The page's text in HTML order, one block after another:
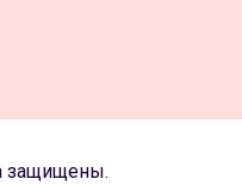
защищены.